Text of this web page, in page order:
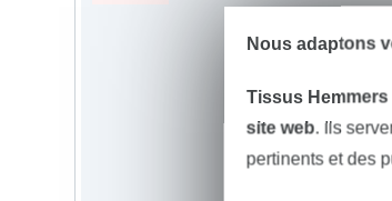
Nous adaptons
Tissus Hemmers
site web. Ils
pertinents et des